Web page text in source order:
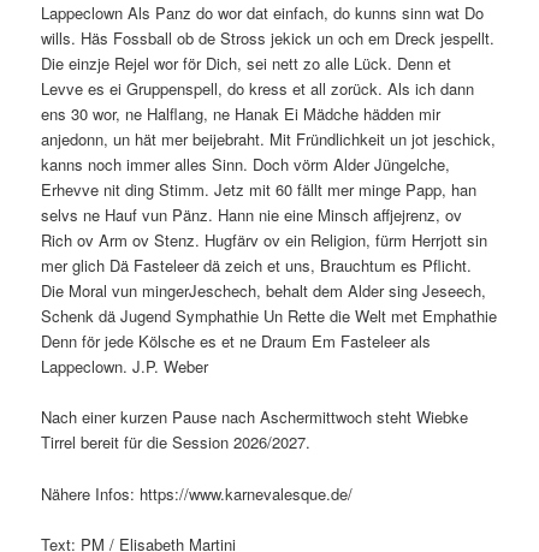
Lappeclown Als Panz do wor dat einfach, do kunns sinn wat Do
wills. Häs Fossball ob de Stross jekick un och em Dreck jespellt.
Die einzje Rejel wor för Dich, sei nett zo alle Lück. Denn et
Levve es ei Gruppenspell, do kress et all zorück. Als ich dann
ens 30 wor, ne Halflang, ne Hanak Ei Mädche hädden mir
anjedonn, un hät mer beijebraht. Mit Fründlichkeit un jot jeschick,
kanns noch immer alles Sinn. Doch vörm Alder Jüngelche,
Erhevve nit ding Stimm. Jetz mit 60 fällt mer minge Papp, han
selvs ne Hauf vun Pänz. Hann nie eine Minsch affjejrenz, ov
Rich ov Arm ov Stenz. Hugfärv ov ein Religion, fürm Herrjott sin
mer glich Dä Fasteleer dä zeich et uns, Brauchtum es Pflicht.
Die Moral vun mingerJeschech, behalt dem Alder sing Jeseech,
Schenk dä Jugend Symphathie Un Rette die Welt met Emphathie
Denn för jede Kölsche es et ne Draum Em Fasteleer als
Lappeclown. J.P. Weber
Nach einer kurzen Pause nach Aschermittwoch steht Wiebke
Tirrel bereit für die Session 2026/2027.
Nähere Infos: https://www.karnevalesque.de/
Text: PM / Elisabeth Martini